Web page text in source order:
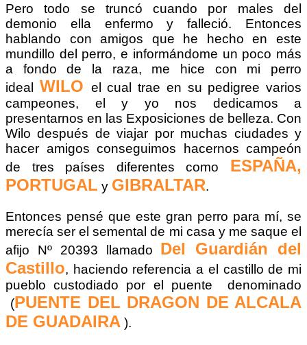
Pero todo se truncó cuando por males del
demonio ella enfermo y falleció. Entonces
hablando con amigos que he hecho en este
mundillo del perro, e informándome un poco más
a fondo de la raza, me hice con mi perro
ideal WILO el cual trae en su pedigree varios
campeones, el y yo nos dedicamos a
presentarnos en las Exposiciones de belleza. Con
Wilo después de viajar por muchas ciudades y
hacer amigos conseguimos hacernos campeón
de tres países diferentes como ESPAÑA,
PORTUGAL y GIBRALTAR.
Entonces pensé que este gran perro para mí, se
merecía ser el semental de mi casa y me saque el
afijo Nº 20393 llamado Del Guardián del
Castillo, haciendo referencia a el castillo de mi
pueblo custodiado por el puente denominado
(PUENTE DEL DRAGON DE ALCALA
DE GUADAIRA ).